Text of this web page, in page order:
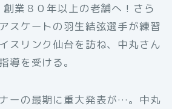
創業８０年以上の老舗へ！さら
スケートの羽生結弦選手が練習
スリンク仙台を訪ね、中丸さん
導を受ける。
ーの最期に重大発表が…。中丸